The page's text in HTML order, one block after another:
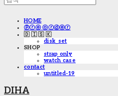
HOME
ⓟⓡⓔ ⓞⓡⓓⓔⓡ
🇩 🇮 🇸 🇰
disk_set
SHOP
strap only
watch case
contact
untitled-19
DIHA